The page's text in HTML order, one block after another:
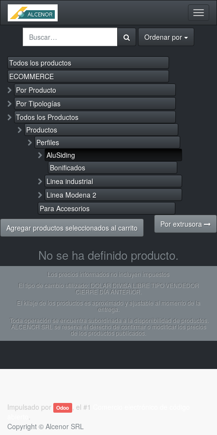
Ordenar por
Todos los productos
ECOMMERCE
Por Producto
Por Tipologías
Todos los Productos
Productos
Perfiles
AluSiding
Bonificados
Linea industrial
Linea Modena 2
Para Accesorios
Agregar productos seleccionados al carrito
Por extrusora
No se ha definido producto.
Los precios informados no incluyen impuestos
El tipo de cambio utilizado: DOLAR DIVISA LIBRE TIPO VENDEDOR
CIERRE DÍA ANTERIOR.
El kilaje de los productos es aproximado y ajustable al momento de la
entrega.
Toda operación se encuentra subordinada a la disponibilidad de productos.
ALCENOR SRL se reserva el derecho de confirmar o modificar los precios
de los productos publicados.
Impulsado por Odoo , el #1
.
Copyright © Alcenor SRL